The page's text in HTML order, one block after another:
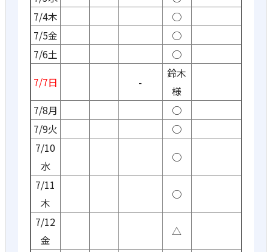
7/4木
○
7/5金
○
7/6土
○
7/7日
-
鈴木
様
7/8月
○
7/9火
○
7/10
水
○
7/11
木
○
7/12
金
△